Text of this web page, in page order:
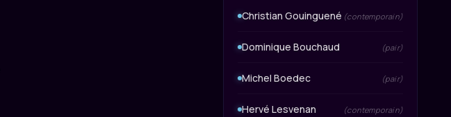
Christian Gouinguené (contemporain)
Dominique Bouchaud (pair)
Michel Boedec (pair)
Hervé Lesvenan (contemporain)